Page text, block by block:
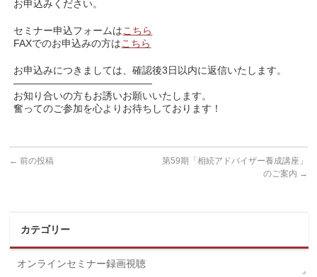
お申込みください。
セミナー申込フォームはこちら
FAXでのお申込みの方はこちら
お申込みにつきましては、確認後3日以内に返信いたします。
——————————————
お知り合いの方もお誘いお願いいたします。
奮ってのご参加を心よりお待ちしております！
← 前の投稿
第59期「相続アドバイザー養成講座」
のご案内 →
カテゴリー
オンラインセミナー録画視聴